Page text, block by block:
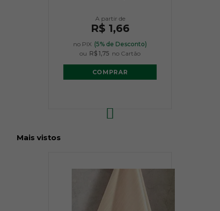
R$ 1,66
no PIX (5% de Desconto)
ou R$ 1,75 no Cartão
COMPRAR
Mais vistos